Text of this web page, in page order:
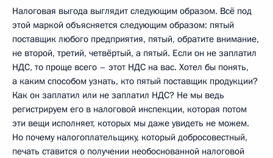
Налоговая выгода выглядит следующим образом. Всё под
этой маркой объясняется следующим образом: пятый
поставщик любого предприятия, пятый, обратите внимание,
не второй, третий, четвёртый, а пятый. Если он не заплатил
НДС, то проще всего – этот НДС на вас. Хотел бы понять,
а каким способом узнать, кто пятый поставщик продукции?
Как он заплатил или не заплатил НДС? Не мы ведь
регистрируем его в налоговой инспекции, которая потом
эти вещи исполняет, которых мы даже увидеть не можем.
Но почему налогоплательщику, который добросовестный,
печать ставится о получении необоснованной налоговой